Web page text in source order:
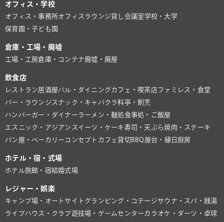
オフィス・学校
オフィス・事務所オフィスラウンジ貸し会議室学校・大学
保育園・子ども園
倉庫・工場・廃墟
工場・工房倉庫・コンテナ廃墟・廃屋
飲食店
レストラン居酒屋バル・ダイニングカフェ・喫茶店ファミレス・食堂
バー・ラウンジ スナック・キャバクラ料亭・割烹
ハンバーガー・ダイナーラーメン・麺処食事処・ご飯屋
エスニック・アジアン スイーツ・ケーキ寿司・天ぷら焼肉・ステーキ
パン屋・ベーカリー コンセプトカフェ貸切BBQ 屋台・縁日 厨房
ホテル・宿・式場
ホテル旅館・宿結婚式場
レジャー・娯楽
キャンプ場・オートサイト グランピング・コテージサウナ・スパ・銭湯
ライブハウス・クラブ遊技場・ゲームセンターカラオケ・ダーツ・卓球